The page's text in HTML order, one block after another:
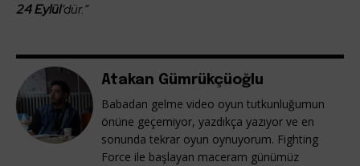
24 Eylül’dür.”
Atakan Gümrükçüoğlu
Babadan gelme video oyun tutkunluğumun
önüne geçemiyor, yazdıkça yazıyor ve en
sonunda tekrar oyun oynuyorum. Fighting
Force ile başlayan maceram günümüz